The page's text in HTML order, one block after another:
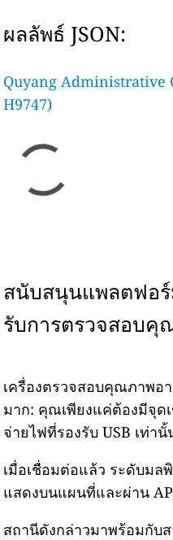
ผลลัพธ์ JSON:
Quyang Administrative
H9747)
สนับสนุนแพลตฟอ
รับการตรวจสอบ
เครื่องตรวจสอบคุณภาพอ
มาก: คุณเพียงแค่ต้องมีจุด
จ่ายไฟที่รองรับ USB เท่านั้
เมื่อเชื่อมต่อแล้ว ระดับมล
แสดงบนแผนที่และผ่าน
สถานีดังกล่าวมาพร้อมกับ